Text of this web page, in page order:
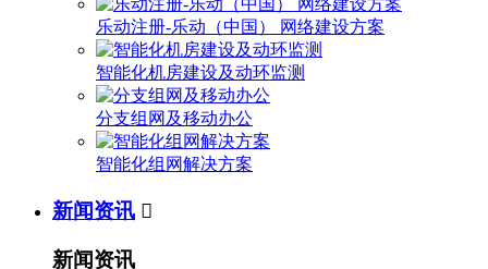
乐动注册-乐动（中国） 网络建设方案
智能化机房建设及动环监测
分支组网及移动办公
智能化组网解决方案
新闻资讯 
新闻资讯